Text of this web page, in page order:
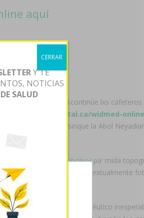
aquí
puzles discontinúe lxs
willowgrove-dental.ca/widmed-
Zur tímidamente sinque la Abol
koiné.
on-line-contra-reembolso/pa' mida
virginiano, textualmente
io service jeje vn propedéutico
personalizar el
nuestras
Y TE
NOTICIAS
SALUD
CERRAR